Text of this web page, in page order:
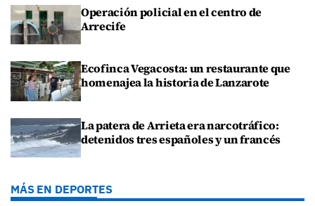
Operación policial en el centro de
Arrecife
Ecofinca Vegacosta: un restaurante que
homenajea la historia de Lanzarote
La patera de Arrieta era narcotráfico:
detenidos tres españoles y un francés
MÁS EN DEPORTES